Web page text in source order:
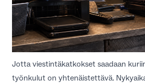
Jotta viestintäkatkokset saadaan
työnkulut on yhtenäistettävä.